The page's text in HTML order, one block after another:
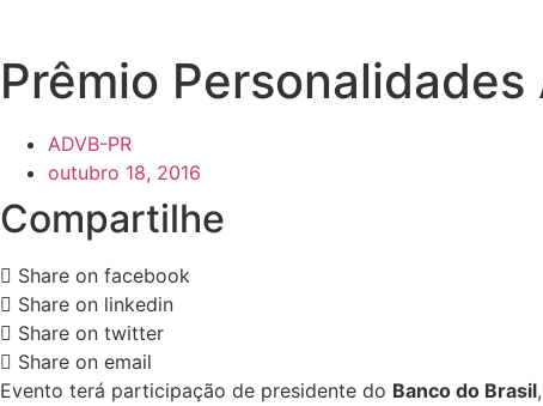
Prêmio
ADVB-PR
outubro 18, 2016
Compartilhe
Share on facebook
Share on linkedin
Share on twitter
Share on email
Evento terá participação de presidente do Banco do Brasil